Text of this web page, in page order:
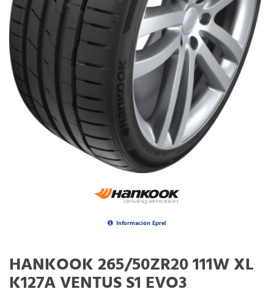
Información Eprel
HANKOOK 265/50ZR20 111W XL
K127A VENTUS S1 EVO3